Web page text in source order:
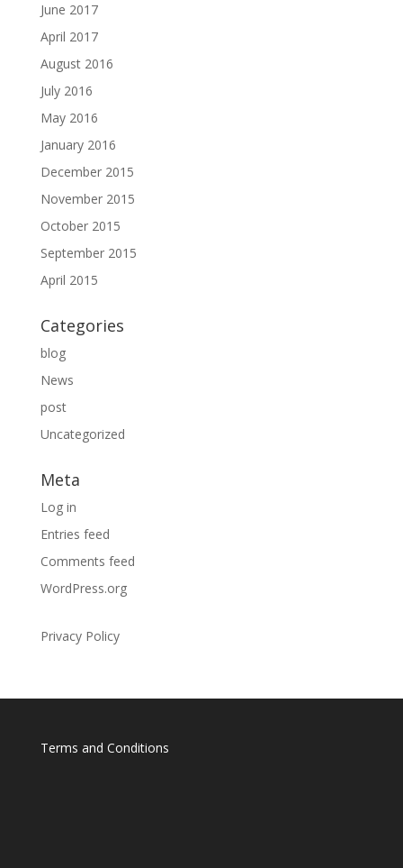
June 2017
April 2017
August 2016
July 2016
May 2016
January 2016
December 2015
November 2015
October 2015
September 2015
April 2015
Categories
blog
News
post
Uncategorized
Meta
Log in
Entries feed
Comments feed
WordPress.org
Privacy Policy
Terms and Conditions